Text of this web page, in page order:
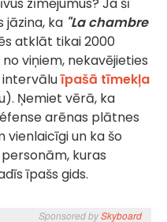
zīmējumus? Ja šī
jāzina, ka "La chambre
atklāt tikai 2000
viņiem, nekavējieties
intervāluīpašā tīmekļa
Ņemiet vērā, ka
arēnas plātnes
vienlaicīgi un ka šo
kuras
īpašs gids.